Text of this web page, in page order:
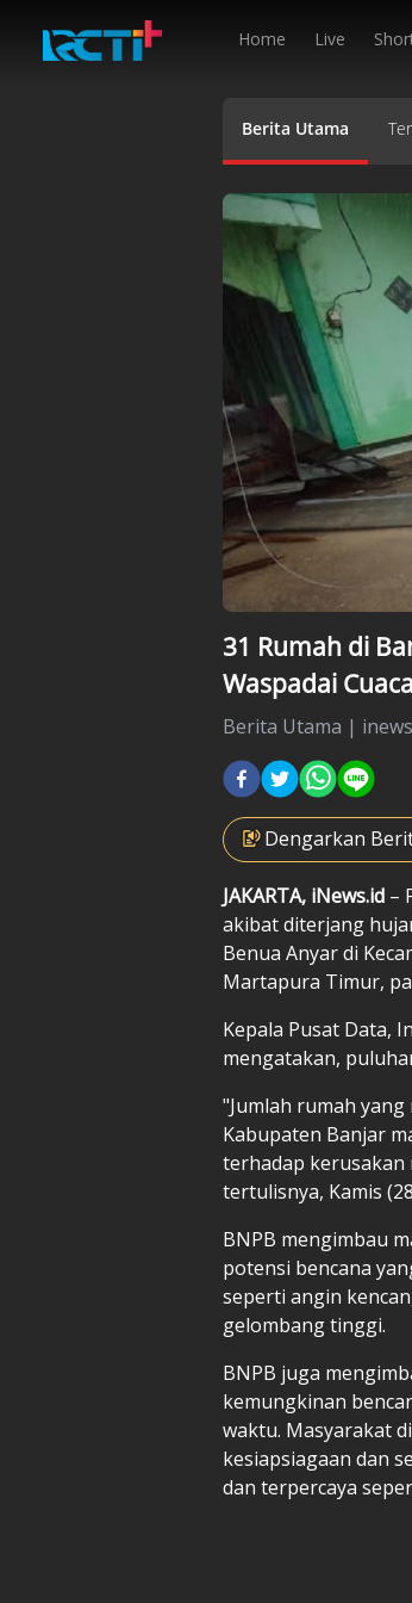
Home Live
Berita Utama
31 Rumah di
Waspadai
Berita Utama |
Dengarkan
JAKARTA, iNews.id –
akibat diterjang
Benua Anyar di
Martapura Timur,
Kepala Pusat Data,
mengatakan,
"Jumlah rumah yang
Kabupaten Banjar
terhadap kerusakan
tertulisnya, Kamis
BNPB mengimbau
potensi bencana
seperti angin
gelombang tinggi.
BNPB juga
kemungkinan
waktu. Masyarakat
kesiapsiagaan dan
dan terpercaya